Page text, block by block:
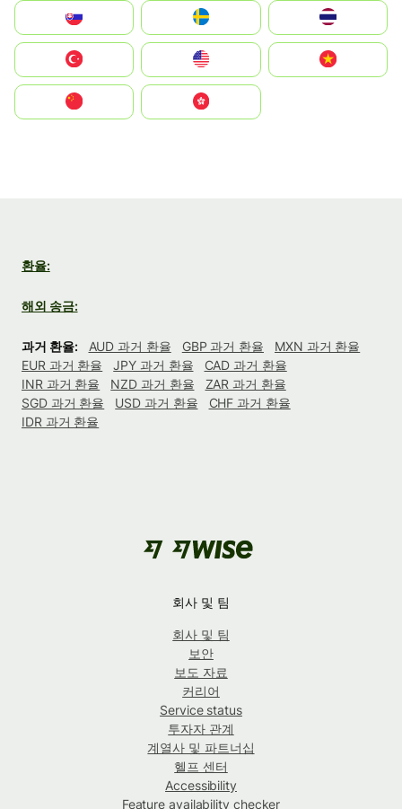
United States
中國香港特別行政區
환율:
해외 송금:
과거 환율: AUD 과거 환율 GBP 과거 환율
MXN 과거 환율
EUR 과거 환율
JPY 과거 환율
CAD 과거 환율
INR 과거 환율
NZD 과거 환율
ZAR 과거 환율
SGD 과거 환율
USD 과거 환율
CHF 과거 환율
IDR 과거 환율
회사 및 팀
회사 및 팀
보안
보도 자료
커리어
Service status
투자자 관계
계열사 및 파트너십
헬프 센터
Accessibility
Feature availability checker